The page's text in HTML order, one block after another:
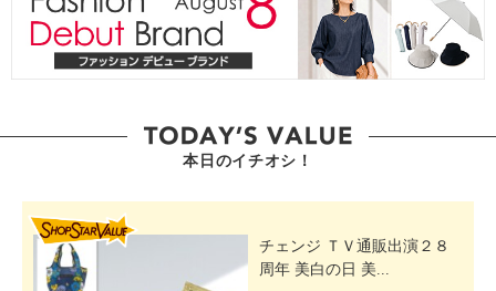
本日のイチオシ！
チェンジ ＴＶ通販出演２８
周年 美白の日 美...